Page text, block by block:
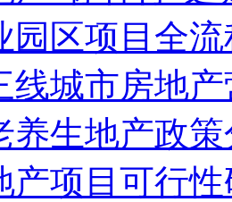
园区项目全
线城市房地
养生地产政
产项目可行